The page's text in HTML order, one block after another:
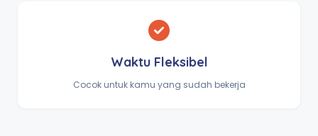
Waktu Fleksibel
Cocok untuk kamu yang sudah bekerja